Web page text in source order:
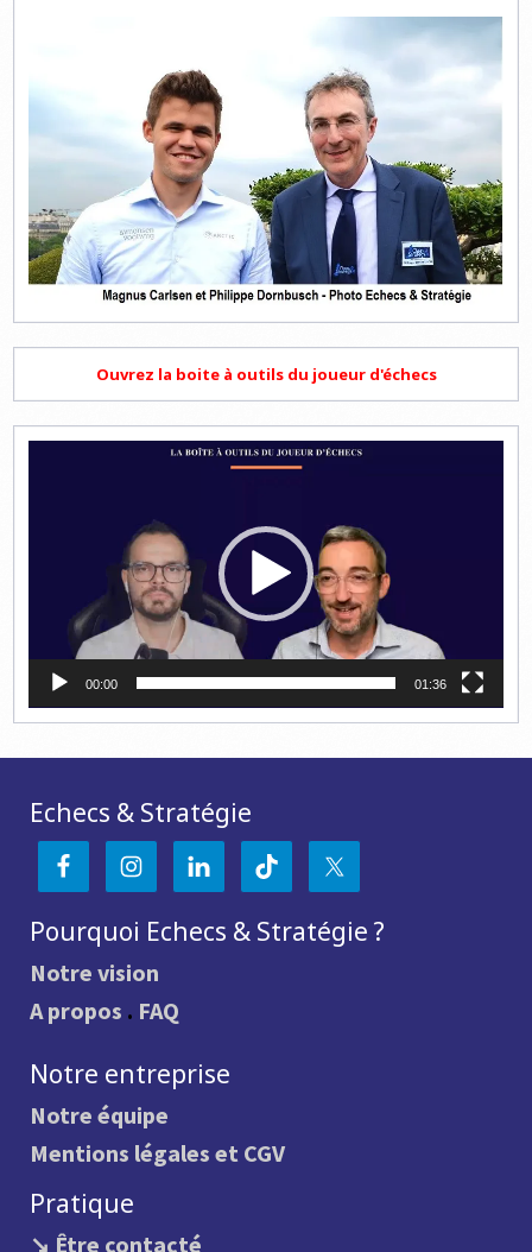
Ouvrez la boite à outils du joueur d'échecs
00:00 01:36
Echecs & Stratégie
Pourquoi Echecs & Stratégie ?
Notre vision
A propos . FAQ
Notre entreprise
Notre équipe
Mentions légales et CGV
Pratique
↘ Être contacté